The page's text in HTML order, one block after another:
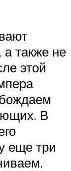
также не
этой
В
еще три